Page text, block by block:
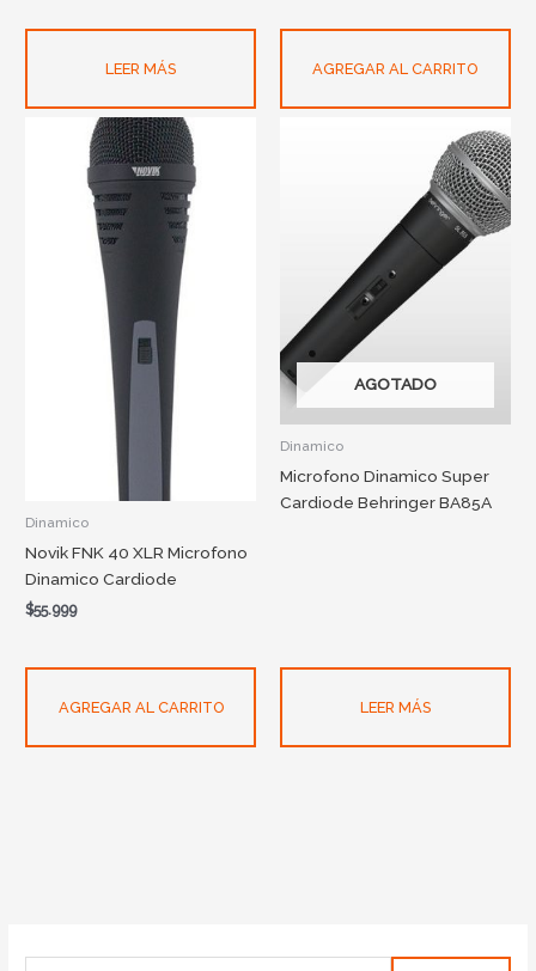
LEER MÁS AGREGAR AL CARRITO
Dinamico
Novik FNK 40 XLR Microfono
Dinamico Cardiode
$55.999
AGREGAR AL CARRITO
AGOTADO
Dinamico
Microfono Dinamico Super
Cardiode Behringer BA85A
LEER MÁS